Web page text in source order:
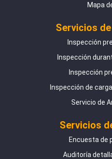
Mapa
Servicios
Inspección
Inspección
Inspección
Inspección de
Servicio de
Servicios
Encuesta de
Auditoría